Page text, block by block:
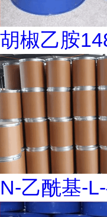
胡椒乙胺
N-乙酰基-